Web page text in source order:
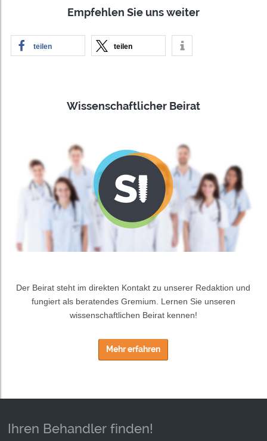
Empfehlen Sie uns weiter
teilen teilen
Wissenschaftlicher Beirat
Der Beirat steht im direkten Kontakt zu unserer Redaktion und
fungiert als beratendes Gremium. Lernen Sie unseren
wissenschaftlichen Beirat kennen!
Mehr erfahren
Ihren Behandler finden!